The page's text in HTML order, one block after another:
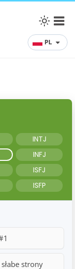
PL
INTJ
INFJ
ISFJ
ISFP
strony